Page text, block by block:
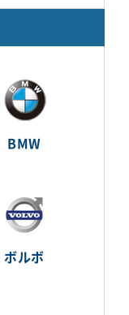
BMW
ボルボ